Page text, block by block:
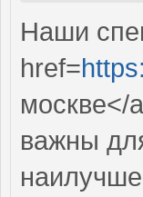
Наши
href=
москве</
важны